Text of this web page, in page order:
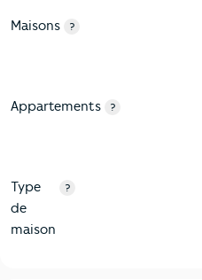
Maisons ?
Appartements ?
Type
de
maison
?